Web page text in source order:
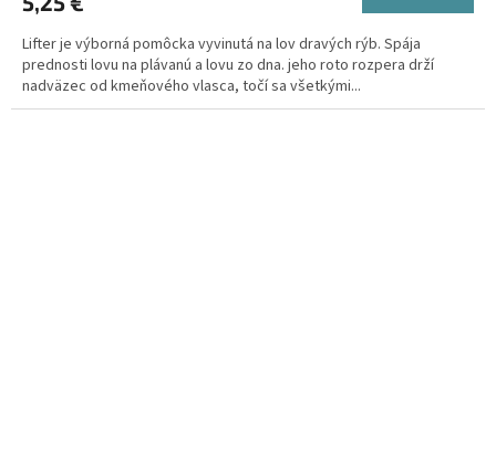
Lifter je výborná pomôcka vyvinutá na lov dravých rýb. Spája
prednosti lovu na plávanú a lovu zo dna. jeho roto rozpera drží
nadväzec od kmeňového vlasca, točí sa všetkými...